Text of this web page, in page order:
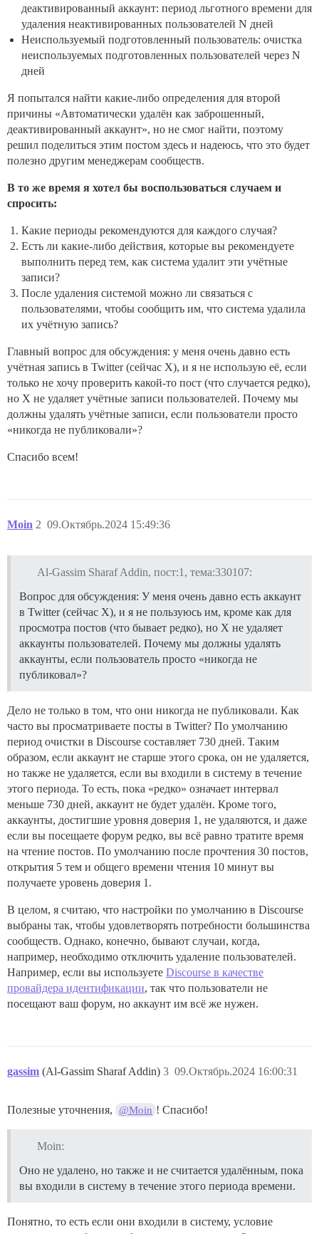
деактивированный аккаунт: период льготного времени для
удаления неактивированных пользователей N дней
Неиспользуемый подготовленный пользователь: очистка
неиспользуемых подготовленных пользователей через N
дней
Я попытался найти какие-либо определения для второй
причины «Автоматически удалён как заброшенный,
деактивированный аккаунт», но не смог найти, поэтому
решил поделиться этим постом здесь и надеюсь, что это будет
полезно другим менеджерам сообществ.
В то же время я хотел бы воспользоваться случаем и
спросить:
Какие периоды рекомендуются для каждого случая?
Есть ли какие-либо действия, которые вы рекомендуете
выполнить перед тем, как система удалит эти учётные
записи?
После удаления системой можно ли связаться с
пользователями, чтобы сообщить им, что система удалила
их учётную запись?
Главный вопрос для обсуждения: у меня очень давно есть
учётная запись в Twitter (сейчас X), и я не использую её, если
только не хочу проверить какой-то пост (что случается редко),
но X не удаляет учётные записи пользователей. Почему мы
должны удалять учётные записи, если пользователи просто
«никогда не публиковали»?
Спасибо всем!
Moin 09.Октябрь.2024 15:49:36
2
Al-Gassim Sharaf Addin, пост:1, тема:330107:
Вопрос для обсуждения: У меня очень давно есть аккаунт
в Twitter (сейчас X), и я не пользуюсь им, кроме как для
просмотра постов (что бывает редко), но X не удаляет
аккаунты пользователей. Почему мы должны удалять
аккаунты, если пользователь просто «никогда не
публиковал»?
Дело не только в том, что они никогда не публиковали. Как
часто вы просматриваете посты в Twitter? По умолчанию
период очистки в Discourse составляет 730 дней. Таким
образом, если аккаунт не старше этого срока, он не удаляется,
но также не удаляется, если вы входили в систему в течение
этого периода. То есть, пока «редко» означает интервал
меньше 730 дней, аккаунт не будет удалён. Кроме того,
аккаунты, достигшие уровня доверия 1, не удаляются, и даже
если вы посещаете форум редко, вы всё равно тратите время
на чтение постов. По умолчанию после прочтения 30 постов,
открытия 5 тем и общего времени чтения 10 минут вы
получаете уровень доверия 1.
В целом, я считаю, что настройки по умолчанию в Discourse
выбраны так, чтобы удовлетворять потребности большинства
сообществ. Однако, конечно, бывают случаи, когда,
например, необходимо отключить удаление пользователей.
Например, если вы используете Discourse в качестве
провайдера идентификации, так что пользователи не
посещают ваш форум, но аккаунт им всё же нужен.
gassim (Al-Gassim Sharaf Addin) 09.Октябрь.2024 16:00:31
3
Полезные уточнения, @Moin ! Спасибо!
Moin:
Оно не удалено, но также и не считается удалённым, пока
вы входили в систему в течение этого периода времени.
Понятно, то есть если они входили в систему, условие